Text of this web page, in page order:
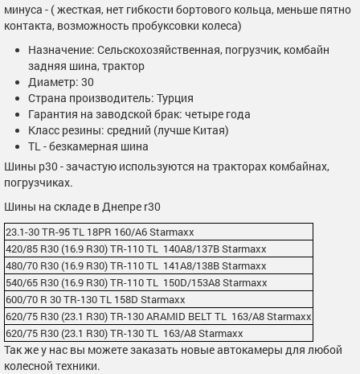
минуса - ( жесткая, нет гибкости бортового кольца, меньше пятно
контакта, возможность пробуксовки колеса)
Назначение: Сельскохозяйственная, погрузчик, комбайн
задняя шина, трактор
Диаметр: 30
Страна производитель: Турция
Гарантия на заводской брак: четыре года
Класс резины: средний (лучше Китая)
TL - безкамерная шина
Шины р30 - зачастую используются на тракторах комбайнах,
погрузчиках.
Шины на складе в Днепре r30
23.1-30 TR-95 TL 18PR 160/A6 Starmaxx
420/85 R30 (16.9 R30) TR-110 TL 140A8/137B Starmaxx
480/70 R30 (16.9 R30) TR-110 TL 141A8/138B Starmaxx
540/65 R30 (16.9 R30) TR-110 TL 150D/153A8 Starmaxx
600/70 R 30 TR-130 TL 158D Starmaxx
620/75 R30 (23.1 R30) TR-130 ARAMID BELT TL 163/A8 Starmaxx
620/75 R30 (23.1 R30) TR-130 TL 163/A8 Starmaxx
Так же у нас вы можете заказать новые автокамеры для любой
колесной техники.